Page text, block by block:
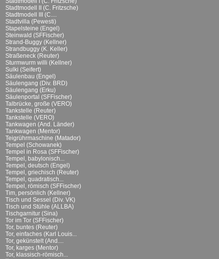
Stadtmodell II (C. Fritzsche)
Stadtmodell III (C....
Stadtvilla (Pewesti)
Stapelsteine (Engel)
Steinwald (SFFischer)
Strand-Buggy (Kellner)
Strandbuggy (K. Keller)
Straßeneck (Reuter)
Sturmwurm willi (Kellner)
Sulki (Seifert)
Säulenbau (Engel)
Säulengang (Div. BRD)
Säulengang (Erku)
Säulenportal (SFFischer)
Talbrücke, große (VERO)
Tankstelle (Reuter)
Tankstelle (VERO)
Tankwagen (And. Länder)
Tankwagen (Mentor)
Teigrührmaschine (Matador)
Tempel (Schowanek)
Tempel in Rosa (SFFischer)
Tempel, babylonisch...
Tempel, deutsch (Engel)
Tempel, griechisch (Reuter)
Tempel, quadratisch...
Tempel, römisch (SFFischer)
Tim, persönlich (Kellner)
Tisch und Sessel (Div. VK)
Tisch und Stühle (ALLBA)
Tischgarnitur (Sina)
Tor im Tor (SFFischer)
Tor, buntes (Reuter)
Tor, einfaches (Karl Louis...
Tor, gekünstelt (And....
Tor, karges (Mentor)
Tor, klassisch-römisch...